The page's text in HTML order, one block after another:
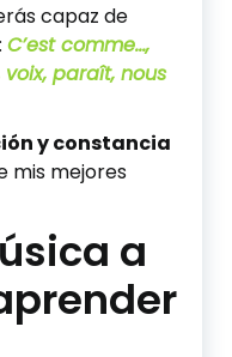
capaz de
C’est comme…,
paraît, nous
y constancia
mis mejores
a